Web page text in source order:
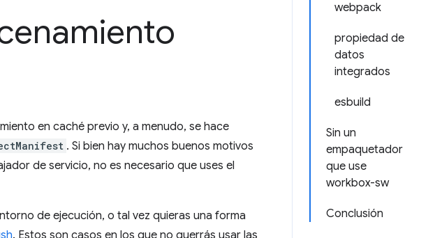
webpack
propiedad de
datos
integrados
esbuild
Sin un
empaquetador
que use
workbox-sw
Conclusión
en caché previo y, a menudo, se hace
. Si bien hay muchos buenos motivos
de servicio, no es necesario que uses el
de ejecución, o tal vez quieras una forma
. Estos son casos en los que no querrás usar las